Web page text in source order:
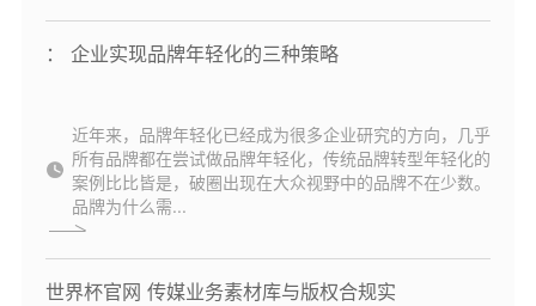
： 企业实现品牌年轻化的三种策略
近年来，品牌年轻化已经成为很多企业研究的方向，几乎
所有品牌都在尝试做品牌年轻化，传统品牌转型年轻化的
案例比比皆是，破圈出现在大众视野中的品牌不在少数。
品牌为什么需...
世界杯官网 传媒业务素材库与版权合规实